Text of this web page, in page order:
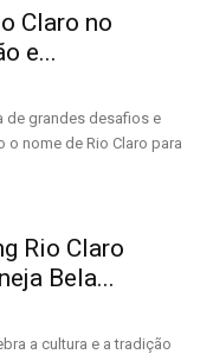
Claro no
e...
de grandes desafios e
nome de Rio Claro para
Rio Claro
Bela...
a cultura e a tradição